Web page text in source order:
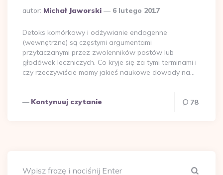
Dodane
autor: Michał Jaworski 6 lutego 2017
Detoks komórkowy i odżywianie endogenne
(wewnętrzne) są częstymi argumentami
przytaczanymi przez zwolenników postów lub
głodówek leczniczych. Co kryje się za tymi terminami i
czy rzeczywiście mamy jakieś naukowe dowody na…
Kontynuuj czytanie 78